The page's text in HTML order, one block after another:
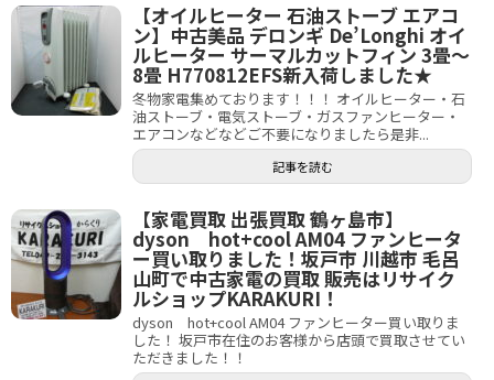
【オイルヒーター 石油ストーブ エアコ
ン】中古美品 デロンギ De’Longhi オイ
ルヒーター サーマルカットフィン 3畳～
8畳 H770812EFS新入荷しました★
冬物家電集めております！！！ オイルヒーター・石
油ストーブ・電気ストーブ・ガスファンヒーター・
エアコンなどなどご不要になりましたら是非...
記事を読む
【家電買取 出張買取 鶴ヶ島市】
dyson hot+cool AM04 ファンヒータ
ー買い取りました！坂戸市 川越市 毛呂
山町で中古家電の買取 販売はリサイク
ルショップKARAKURI！
dyson hot+cool AM04 ファンヒーター買い取りま
した！ 坂戸市在住のお客様から店頭で買取させてい
ただきました！！